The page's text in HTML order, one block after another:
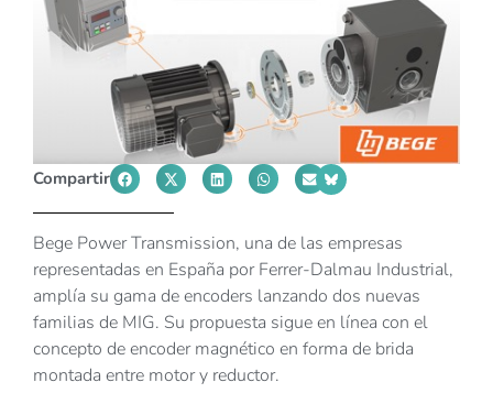
Compartir
Bege Power Transmission, una de las empresas
representadas en España por Ferrer-Dalmau Industrial,
amplía su gama de encoders lanzando dos nuevas
familias de MIG. Su propuesta sigue en línea con el
concepto de encoder magnético en forma de brida
montada entre motor y reductor.